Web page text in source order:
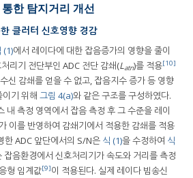
한 탐지거리 개선
클러터 신호영향 경감
(1)에서 레이다에 대한 잡음증가의 영향을 줄이
리기 전단부인 ADC 전단 감쇄(Latn)를 적용[10]
신 감쇄를 얻을 수 없고, 잡음지수 증가 등 영향
기 위해 그림 4(a)와 같은 구조를 구성하였다.
내 측정 영역에서 잡음 측정 후 그 수준을 레이
이를 반영하여 감쇄기에서 적용한 감쇄를 적용
한 ADC 앞단에서의 S/N은 식 (1)을 수정하여 식
음환경에서 신호처리기가 속도와 거리를 측정
형 임계값[9]이 적용된다. 실제 레이다 빔송신